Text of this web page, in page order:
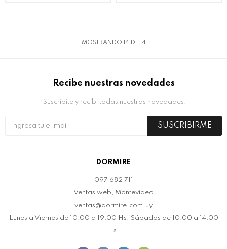
MOSTRANDO 14 DE 14
DORMIRE
097 682 711
Ventas web, Montevideo
ventas@dormire.com.uy
Lunes a Viernes de 10:00 a 19:00 Hs. Sábados de 10:00 a 14:00
Hs.
Recibe nuestras novedades
¡Suscribite y recibí todas nuestras novedades!
SUSCRIBIRME